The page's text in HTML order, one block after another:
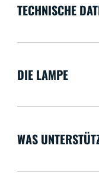
TECHNISCHE
DIE LAMPE
WAS